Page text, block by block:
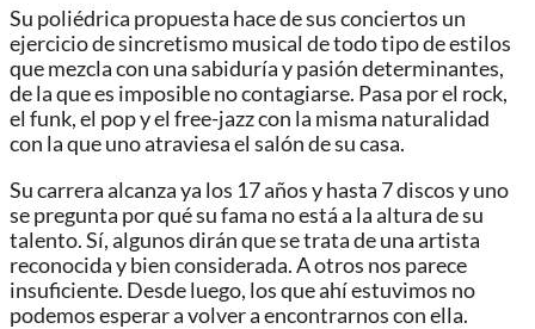
Su poliédrica propuesta hace de sus conciertos un
ejercicio de sincretismo musical de todo tipo de estilos
que mezcla con una sabiduría y pasión determinantes,
de la que es imposible no contagiarse. Pasa por el rock,
el funk, el pop y el free-jazz con la misma naturalidad
con la que uno atraviesa el salón de su casa.
Su carrera alcanza ya los 17 años y hasta 7 discos y uno
se pregunta por qué su fama no está a la altura de su
talento. Sí, algunos dirán que se trata de una artista
reconocida y bien considerada. A otros nos parece
insuficiente. Desde luego, los que ahí estuvimos no
podemos esperar a volver a encontrarnos con ella.